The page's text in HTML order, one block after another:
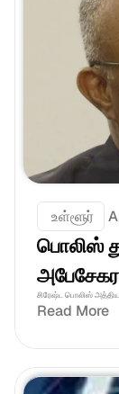
உள்ளூர்
பொலிஸ்
சிரேஷ்ட பொலிஸ்
Read More